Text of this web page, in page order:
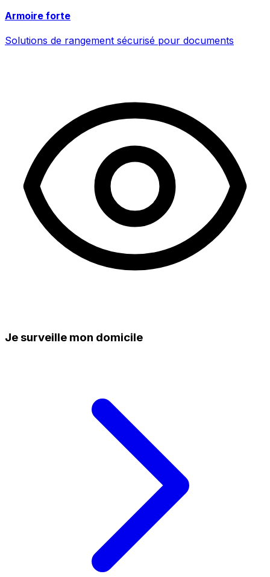
Armoire forte
Solutions de rangement sécurisé pour documents
Je surveille mon domicile